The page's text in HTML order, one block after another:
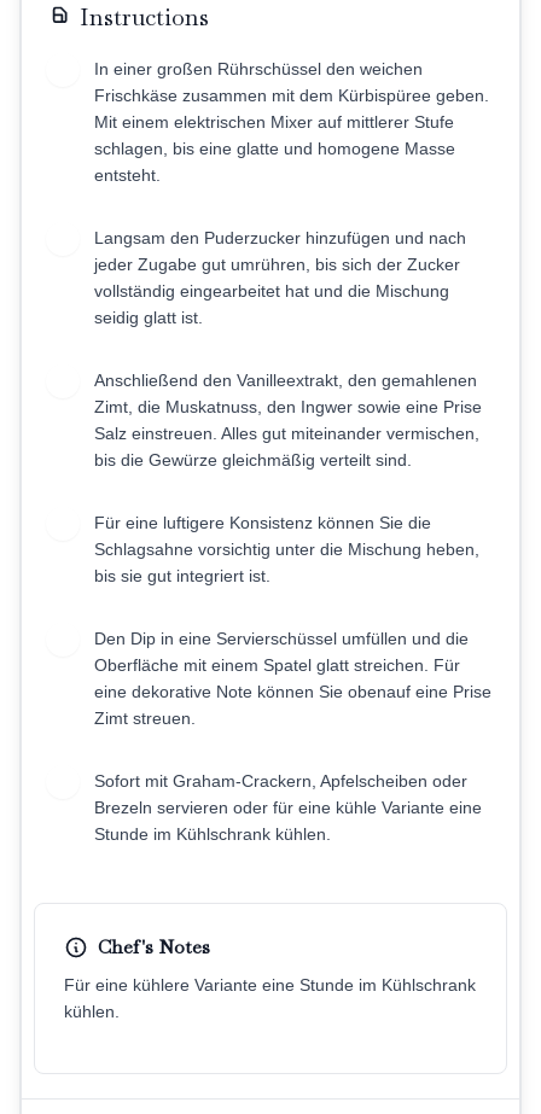
Instructions
In einer großen Rührschüssel den weichen
Frischkäse zusammen mit dem Kürbispüree geben.
Mit einem elektrischen Mixer auf mittlerer Stufe
schlagen, bis eine glatte und homogene Masse
entsteht.
Langsam den Puderzucker hinzufügen und nach
jeder Zugabe gut umrühren, bis sich der Zucker
vollständig eingearbeitet hat und die Mischung
seidig glatt ist.
Anschließend den Vanilleextrakt, den gemahlenen
Zimt, die Muskatnuss, den Ingwer sowie eine Prise
Salz einstreuen. Alles gut miteinander vermischen,
bis die Gewürze gleichmäßig verteilt sind.
Für eine luftigere Konsistenz können Sie die
Schlagsahne vorsichtig unter die Mischung heben,
bis sie gut integriert ist.
Den Dip in eine Servierschüssel umfüllen und die
Oberfläche mit einem Spatel glatt streichen. Für
eine dekorative Note können Sie obenauf eine Prise
Zimt streuen.
Sofort mit Graham-Crackern, Apfelscheiben oder
Brezeln servieren oder für eine kühle Variante eine
Stunde im Kühlschrank kühlen.
Chef's Notes
Für eine kühlere Variante eine Stunde im Kühlschrank
kühlen.